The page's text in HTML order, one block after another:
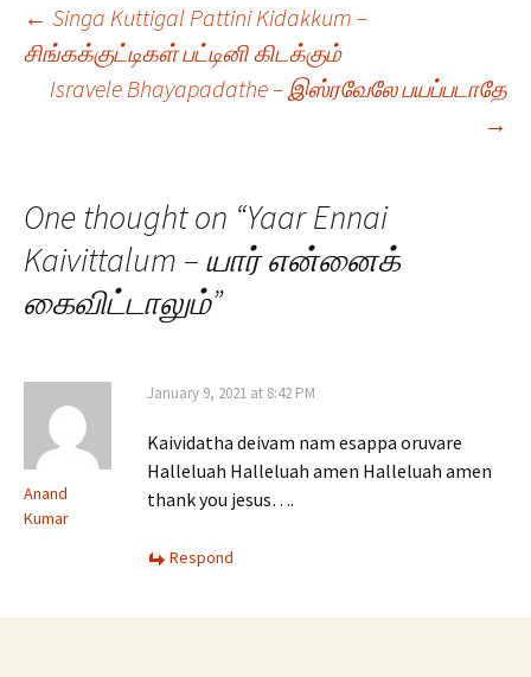
Post
navigation
← Singa Kuttigal Pattini Kidakkum –
சிங்கக்குட்டிகள் பட்டினி கிடக்கும்
Isravele Bhayapadathe – இஸ்ரவேலே பயப்படாதே
→
One thought on “Yaar Ennai
Kaivittalum – யார் என்னைக்
கைவிட்டாலும்”
Anand
Kumar
January 9, 2021 at 8:42 PM
Kaividatha deivam nam esappa oruvare
Halleluah Halleluah amen Halleluah amen
thank you jesus….
Respond